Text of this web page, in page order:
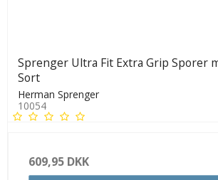
Sprenger Ultra Fit Extra Grip Sporer
Sort
Herman Sprenger
10054
609,95 DKK